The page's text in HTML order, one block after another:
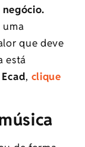
que deve
está
Ecad, clique